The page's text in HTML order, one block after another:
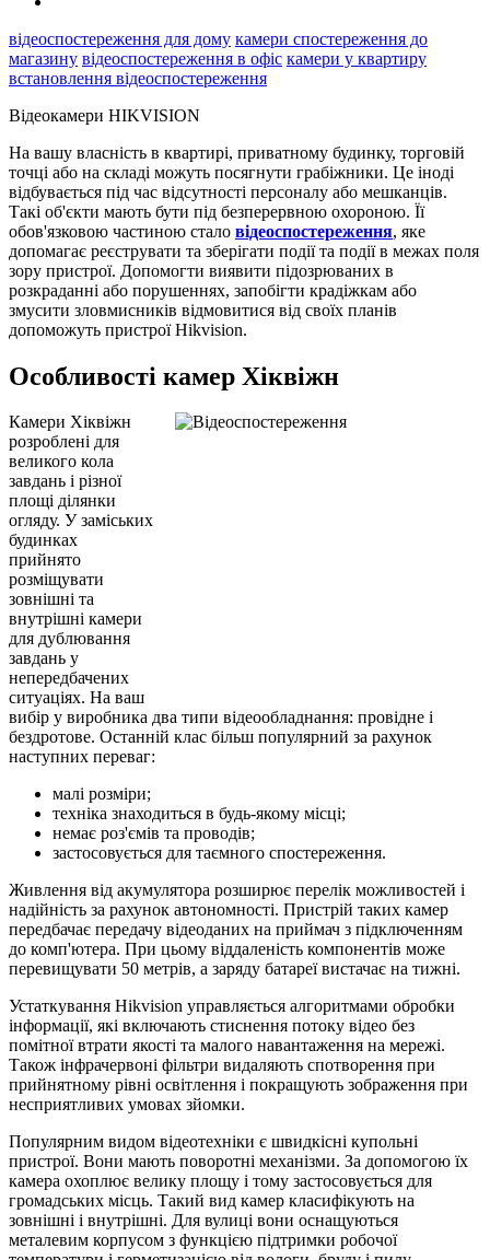
відеоспостереження для дому камери спостереження до
магазину відеоспостереження в офіс камери у квартиру
встановлення відеоспостереження
Відеокамери HIKVISION
На вашу власність в квартирі, приватному будинку, торговій
точці або на складі можуть посягнути грабіжники. Це іноді
відбувається під час відсутності персоналу або мешканців.
Такі об'єкти мають бути під безперервною охороною. Її
обов'язковою частиною стало відеоспостереження, яке
допомагає реєструвати та зберігати події та події в межах поля
зору пристрої. Допомогти виявити підозрюваних в
розкраданні або порушеннях, запобігти крадіжкам або
змусити зловмисників відмовитися від своїх планів
допоможуть пристрої Hikvision.
Особливості камер Хіквіжн
Камери Хіквіжн
розроблені для
великого кола
завдань і різної
площі ділянки
огляду. У заміських
будинках
прийнято
розміщувати
зовнішні та
внутрішні камери
для дублювання
завдань у
непередбачених
ситуаціях. На ваш
вибір у виробника два типи відеообладнання: провідне і
бездротове. Останній клас більш популярний за рахунок
наступних переваг:
малі розміри;
техніка знаходиться в будь-якому місці;
немає роз'ємів та проводів;
застосовується для таємного спостереження.
Живлення від акумулятора розширює перелік можливостей і
надійність за рахунок автономності. Пристрій таких камер
передбачає передачу відеоданих на приймач з підключенням
до комп'ютера. При цьому віддаленість компонентів може
перевищувати 50 метрів, а заряду батареї вистачає на тижні.
Устаткування Hikvision управляється алгоритмами обробки
інформації, які включають стиснення потоку відео без
помітної втрати якості та малого навантаження на мережі.
Також інфрачервоні фільтри видаляють спотворення при
прийнятному рівні освітлення і покращують зображення при
несприятливих умовах зйомки.
Популярним видом відеотехніки є швидкісні купольні
пристрої. Вони мають поворотні механізми. За допомогою їх
камера охоплює велику площу і тому застосовується для
громадських місць. Такий вид камер класифікують на
зовнішні і внутрішні. Для вулиці вони оснащуються
металевим корпусом з функцією підтримки робочої